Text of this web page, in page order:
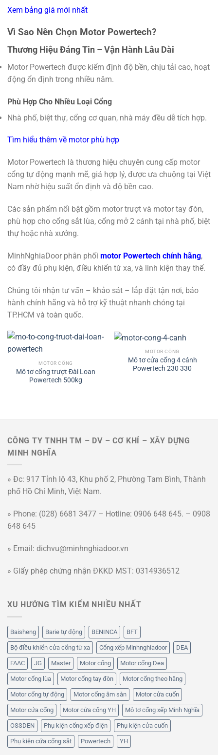
Xem bảng giá mới nhất
Vì Sao Nên Chọn Motor Powertech?
Thương Hiệu Đáng Tin – Vận Hành Lâu Dài
Motor Powertech được kiểm định độ bền, chịu tải cao, hoạt
động ổn định trong nhiều năm.
Phù Hợp Cho Nhiều Loại Cổng
Nhà phố, biệt thự, cổng cơ quan, nhà máy đều dễ tích hợp.
Tìm hiểu thêm về motor phù hợp
Motor Powertech là thương hiệu chuyên cung cấp motor
cổng tự động mạnh mẽ, giá hợp lý, được ưa chuộng tại Việt
Nam nhờ hiệu suất ổn định và độ bền cao.
Các sản phẩm nổi bật gồm motor trượt và motor tay đòn,
phù hợp cho cổng sắt lùa, cổng mở 2 cánh tại nhà phố, biệt
thự hoặc nhà xưởng.
MinhNghiaDoor phân phối motor Powertech chính hãng,
có đầy đủ phụ kiện, điều khiển từ xa, và linh kiện thay thế.
Chúng tôi nhận tư vấn – khảo sát – lắp đặt tận nơi, bảo
hành chính hãng và hỗ trợ kỹ thuật nhanh chóng tại
TP.HCM và toàn quốc.
MOTOR CỔNG
Mô tơ cổng trượt Đài Loan
Powertech 500kg
MOTOR CỔNG
Mô tơ cửa cổng 4 cánh
Powertech 230 330
CÔNG TY TNHH TM – DV – CƠ KHÍ – XÂY DỰNG
MINH NGHĨA
» Đc: 917 Tỉnh lộ 43, Khu phố 2, Phường Tam Bình, Thành
phố Hồ Chí Minh, Việt Nam.
» Phone: (028) 6681 3477 – Hotline: 0906 648 645. – 0908
648 645
» Email: dichvu@minhnghiadoor.vn
» Giấy phép chứng nhận ĐKKD MST: 0314936512
XU HƯỚNG TÌM KIẾM NHIỀU NHẤT
Baisheng Barie tự động BENINCA BFT
Bộ điều khiển cửa cổng từ xa Cổng xếp Minhnghiadoor DEA
FAAC JG Master Motor cổng Motor cổng Dea
Motor cổng lùa Motor cổng tay đòn Motor cổng theo hãng
Motor cổng tự động Motor cổng âm sàn Motor cửa cuốn
Motor cửa cổng Motor cửa cổng YH Mô tơ cổng xếp Minh Nghĩa
OSSDEN Phụ kiện cổng xếp điện Phụ kiện cửa cuốn
Phụ kiện cửa cổng sắt Powertech YH